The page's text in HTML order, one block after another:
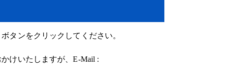
タンをクリックしてください。
けいたしますが、E-Mail :